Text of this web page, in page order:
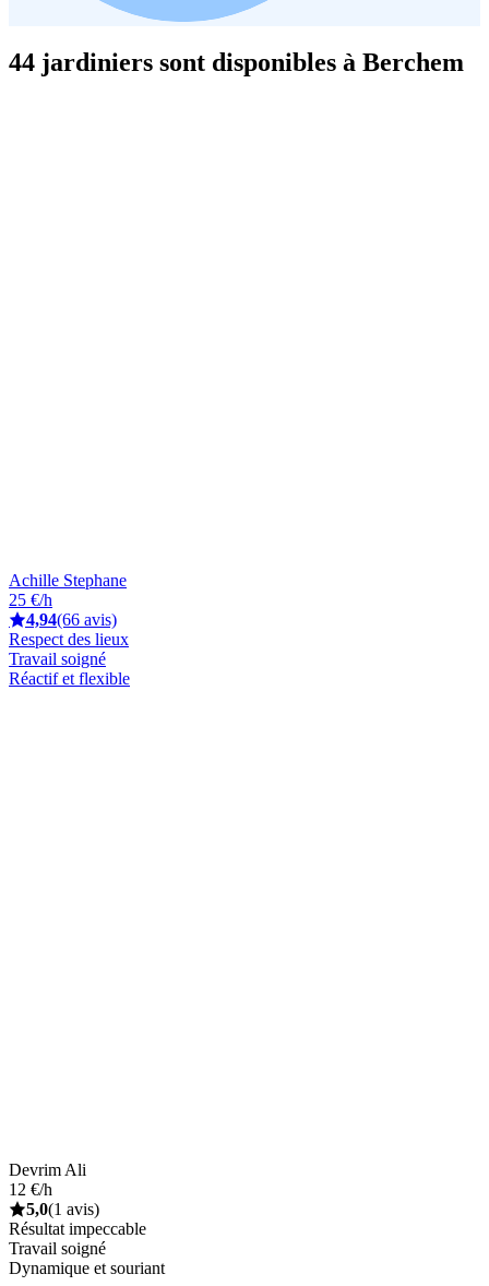
44 jardiniers sont disponibles à Berchem
Achille Stephane
25 €/h
4,94(66 avis)
Respect des lieux
Travail soigné
Réactif et flexible
Devrim Ali
12 €/h
5,0(1 avis)
Résultat impeccable
Travail soigné
Dynamique et souriant